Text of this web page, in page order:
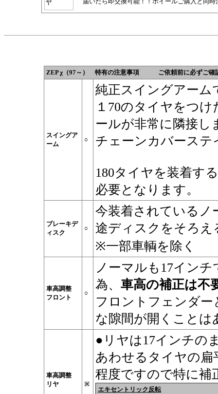
ZEP χ（97～） 特有の注意事項 ご依頼前に必ずご確
スイングア
ーム
○
純正スイングアーム
１70のタイヤをつ
ールが非常に隣接し
チェーンカバース
180タイヤを装着す
必要となります。
ブレーキデ
ィスク
○
今装着されているノ
途ディスクをそろえ
※一部車輌を除く
車高調整
フロント
○
ノーマルも17イン
為、 車高の補正は不
フロントフェンダ
な隙間が開くことは
車高調整
リヤ
※
●リヤは17インチの
あわせるタイヤの扁
程度ですので特に補
エキセントリック反転